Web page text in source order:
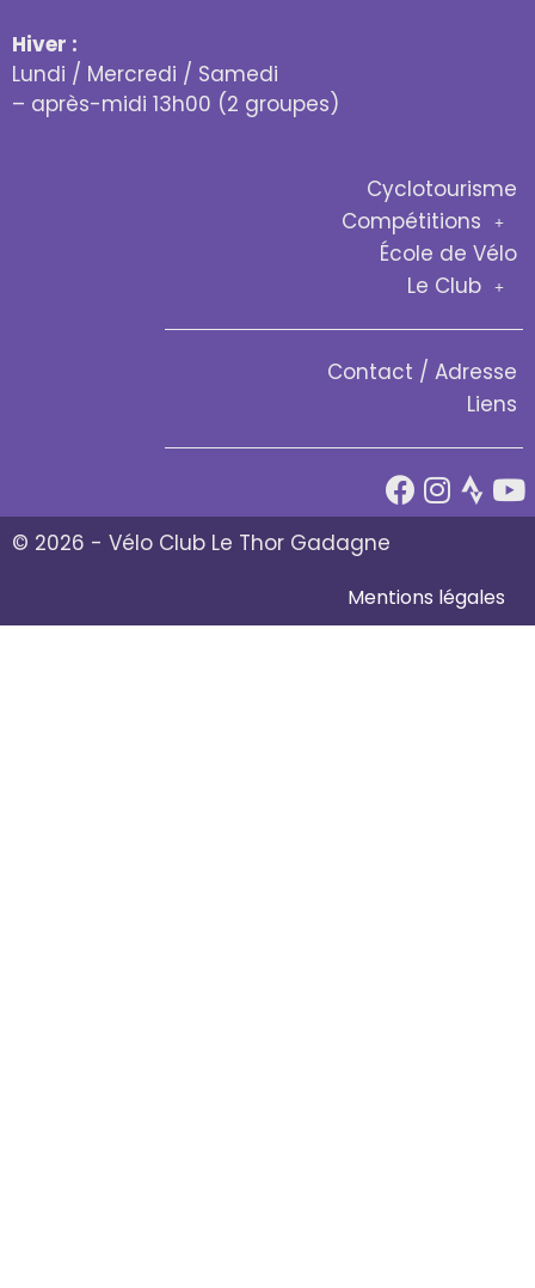
Hiver :
Lundi / Mercredi / Samedi
– après-midi 13h00 (2 groupes)
Cyclotourisme
Compétitions
École de Vélo
Le Club
Contact / Adresse
Liens
© 2026 - Vélo Club Le Thor Gadagne
Mentions légales